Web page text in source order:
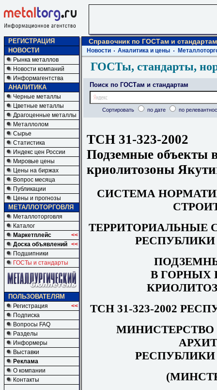
РЕГИСТРАЦИЯ
НОВОСТИ
Рынка металлов
Новости компаний
Информагентства
АНАЛИТИКА
Черные металлы
Цветные металлы
Драгоценные металлы
Металлолом
Сырье
Статистика
Индекс цен России
Мировые цены
Цены на биржах
Вопрос месяца
Публикации
Цены и прогнозы
МЕТАЛЛОТОРГОВЛЯ
Металлоторговля
Каталог
Маркетплейс
<<
Доска объявлений <<
Подшипники
ГОСТы и стандарты
ПОЛЬЗОВАТЕЛЯМ
Регистрация
<<
Подписка
Вопросы FAQ
Разделы
Информеры
Выставки
Реклама
О компании
Контакты
Справочник по ГОСТам и стандартам
Новости Аналитика и цены
ГОСТы, стандарты,
Поиск по ГОСТам и стандартам
Сортировать по дате по
ТСН 31-323-2002
Подземные объекты
криолитозоны
СИСТЕМА
ТЕРРИТОРИАЛЬНЫЕ
В ГОРНЫХ
ТСН 31-323-2002
МИНИСТЕРСТВО